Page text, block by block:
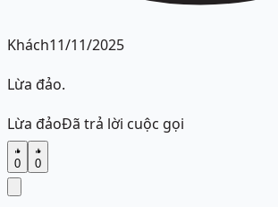
Khách11/11/2025
Lừa đảo.
Lừa đảoĐã trả lời cuộc gọi
0 0